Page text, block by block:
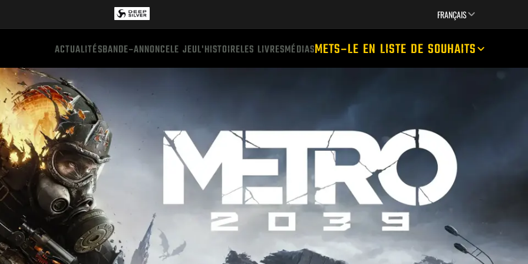
FRANÇAIS
ACTUALITÉS BANDE-ANNONCELE JEU L'HISTOIRELES LIVRESMÉDIASMETS-LE EN LISTE DE SOUHAITS